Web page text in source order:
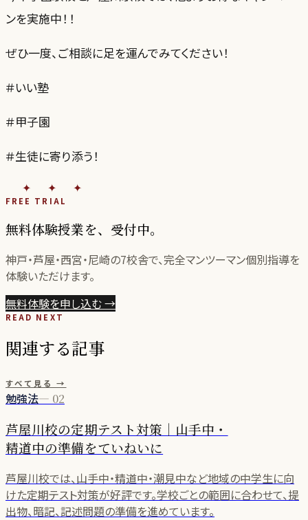
ンを実施中！！
ぜひ一度、ご相談に足を運んでみてください！
＃いい塾
＃甲子園
＃生徒に寄り添う！
✦✦✦
FREE TRIAL
無料体験授業を、受付中。
神戸・芦屋・西宮・尼崎の7校舎で、完全マンツーマン個別指導を
体験いただけます。
無料体験を申し込む→
READ NEXT
関連する記事
すべて見る →
勉強法— 02
芦屋川校の定期テスト対策｜山手中・
精道中の準備をていねいに
芦屋川校では、山手中・精道中・潮見中など地域の中学生に向
けた定期テスト対策が好評です。学校ごとの範囲に合わせて、提
出物、暗記、記述問題の準備を進めています。